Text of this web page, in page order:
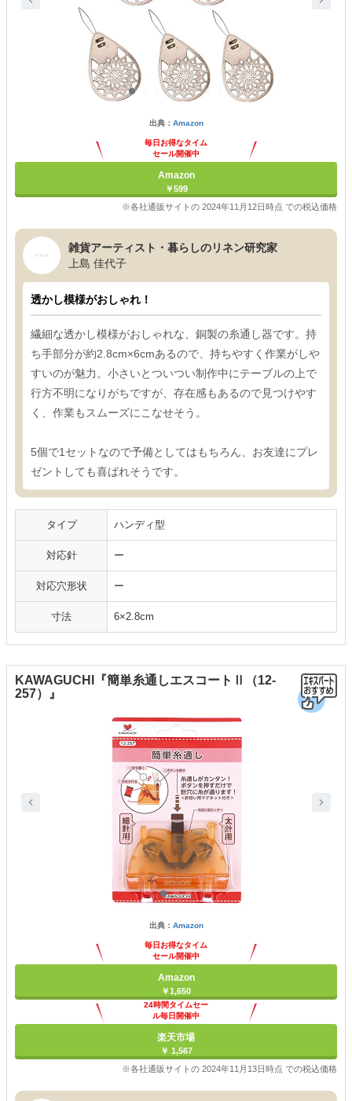
出典： Amazon
毎日お得なタイム
セール開催中
Amazon
￥599
※各社通販サイトの 2024年11月12日時点 での税込価格
雑貨アーティスト・暮らしのリネン研究家
上島 佳代子
透かし模様がおしゃれ！
繊細な透かし模様がおしゃれな、銅製の糸通し器です。持
ち手部分が約2.8cm×6cmあるので、持ちやすく作業がしや
すいのが魅力。小さいとついつい制作中にテーブルの上で
行方不明になりがちですが、存在感もあるので見つけやす
く、作業もスムーズにこなせそう。
5個で1セットなので予備としてはもちろん、お友達にプレ
ゼントしても喜ばれそうです。
タイプ ハンディ型
対応針 ー
対応穴形状 ー
寸法 6×2.8cm
KAWAGUCHI『簡単糸通しエスコートⅡ（12-
257）』
出典： Amazon
毎日お得なタイム
セール開催中
Amazon
￥1,650
24時間タイムセー
ル毎日開催中
楽天市場
￥ 1,567
※各社通販サイトの 2024年11月13日時点 での税込価格